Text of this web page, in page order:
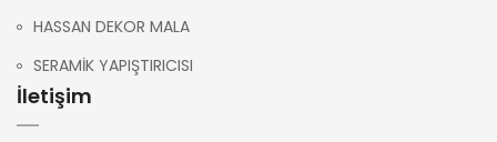
HASSAN DEKOR MALA
SERAMİK YAPIŞTIRICISI
İletişim